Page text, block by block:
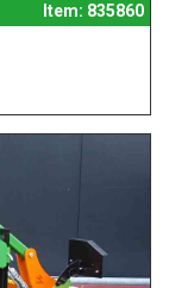
Item: 835860